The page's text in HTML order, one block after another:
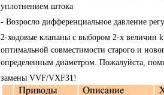
уплотнением штока
- Возросло дифференциальное давление
2-ходовые клапаны с выбором 2-х величин
оптимальной совместимости старого и
определенным диаметром. Пожалуйста,
замены VVF/VXF31!